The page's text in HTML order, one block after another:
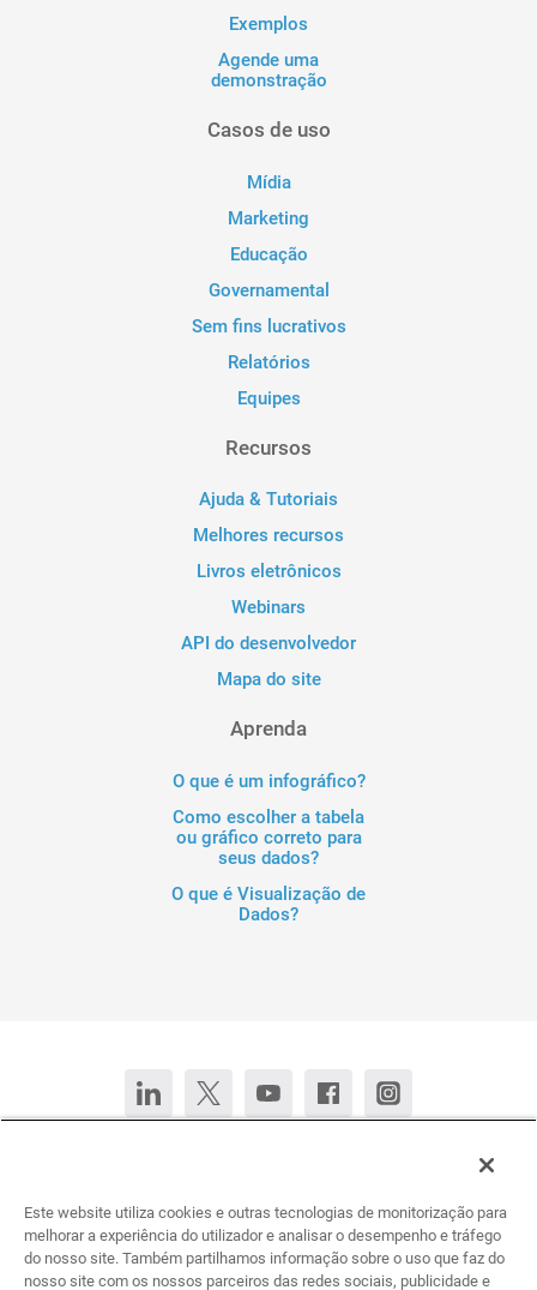
Exemplos
Agende uma
demonstração
Casos de uso
Mídia
Marketing
Educação
Governamental
Sem fins lucrativos
Relatórios
Equipes
Recursos
Ajuda & Tutoriais
Melhores recursos
Livros eletrônicos
Webinars
API do desenvolvedor
Mapa do site
Aprenda
O que é um infográfico?
Como escolher a tabela
ou gráfico correto para
seus dados?
O que é Visualização de
Dados?
Deutsch English (United States) Español Français
Este website utiliza cookies e outras tecnologias de monitorização para
melhorar a experiência do utilizador e analisar o desempenho e tráfego
do nosso site. Também partilhamos informação sobre o uso que faz do
nosso site com os nossos parceiros das redes sociais, publicidade e